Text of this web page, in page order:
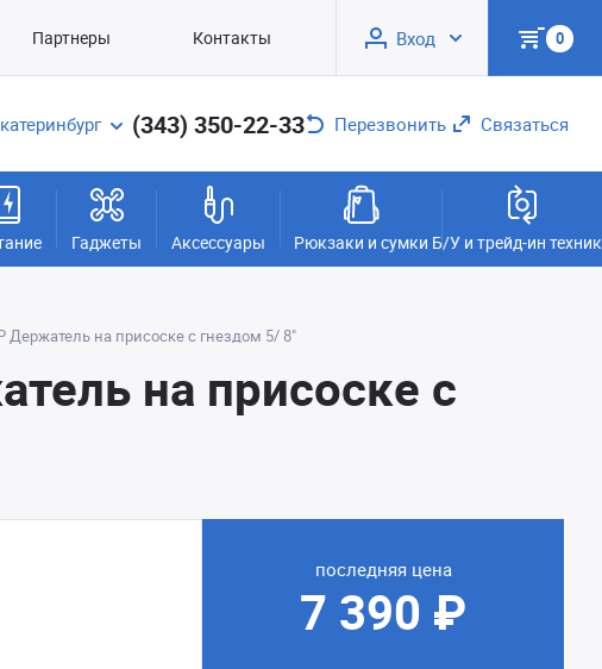
Партнеры Контакты Вход 0
(343) 350-22-33 Перезвонить Связаться
Гаджеты Аксессуары Рюкзаки и сумки Б/У и трейд-ин
Держатель на присоске с гнездом 5/ 8"
на присоске с
последняя цена
7 390 ₽